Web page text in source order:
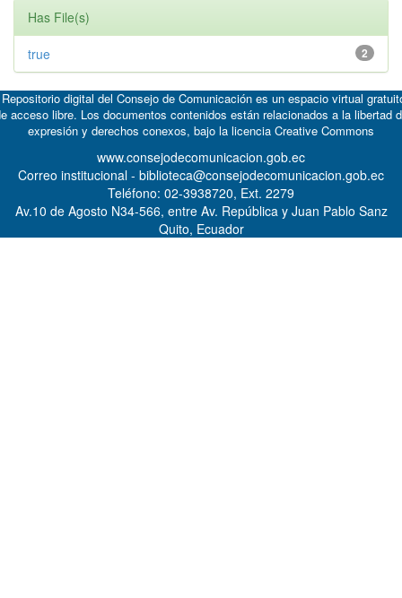
Has File(s)
2
true
digital del Consejo de Comunicación es un espacio virtual
acceso libre. Los documentos contenidos están relacionados a la libertad
expresión y derechos conexos, bajo la licencia Creative Commons
www.consejodecomunicacion.gob.ec
Correo institucional - biblioteca@consejodecomunicacion.gob.ec
Teléfono: 02-3938720, Ext. 2279
Av.10 de Agosto N34-566, entre Av. República y Juan Pablo Sanz
Quito, Ecuador